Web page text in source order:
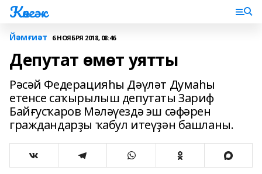
Көнгәк
Йәмғиәт 6 НОЯБРЯ 2018, 08:46
Депутат өмөт уятты
Рәсәй Федерацияһы Дәүләт Думаһы
етенсе саҡырылыш депутаты Зариф
Байғусҡаров Мәләүездә эш сәфәрен
граждандарҙы ҡабул итеүҙән башланы.